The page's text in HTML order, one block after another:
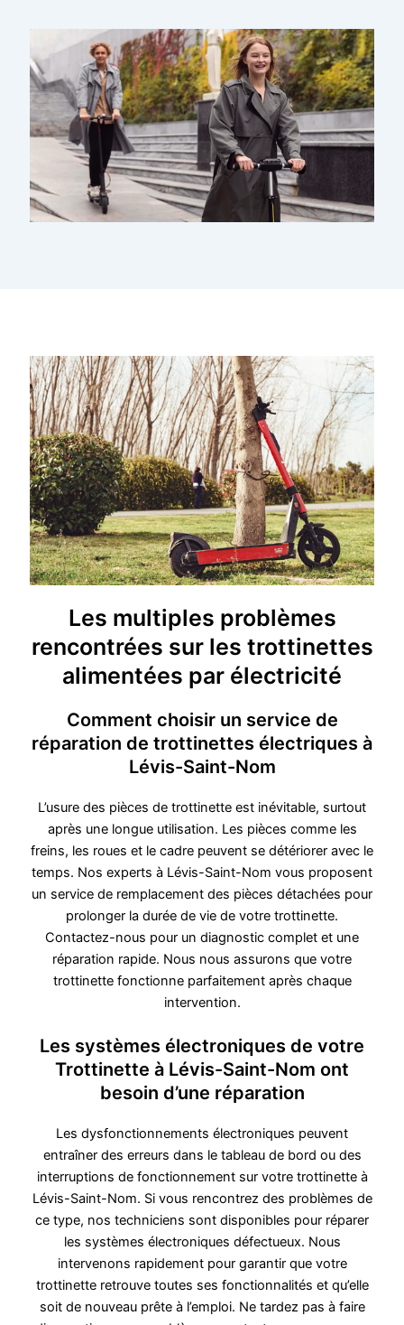
Les multiples problèmes
rencontrées sur les trottinettes
alimentées par électricité
Comment choisir un service de
réparation de trottinettes électriques à
Lévis-Saint-Nom
L’usure des pièces de trottinette est inévitable, surtout
après une longue utilisation. Les pièces comme les
freins, les roues et le cadre peuvent se détériorer avec le
temps. Nos experts à Lévis-Saint-Nom vous proposent
un service de remplacement des pièces détachées pour
prolonger la durée de vie de votre trottinette.
Contactez-nous pour un diagnostic complet et une
réparation rapide. Nous nous assurons que votre
trottinette fonctionne parfaitement après chaque
intervention.
Les systèmes électroniques de votre
Trottinette à Lévis-Saint-Nom ont
besoin d’une réparation
Les dysfonctionnements électroniques peuvent
entraîner des erreurs dans le tableau de bord ou des
interruptions de fonctionnement sur votre trottinette à
Lévis-Saint-Nom. Si vous rencontrez des problèmes de
ce type, nos techniciens sont disponibles pour réparer
les systèmes électroniques défectueux. Nous
intervenons rapidement pour garantir que votre
trottinette retrouve toutes ses fonctionnalités et qu’elle
soit de nouveau prête à l’emploi. Ne tardez pas à faire